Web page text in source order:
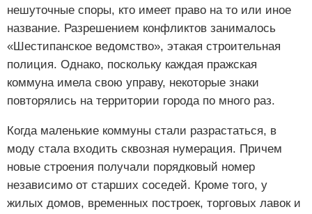
нешуточные споры, кто имеет право на то или иное
название. Разрешением конфликтов занималось
«Шестипанское ведомство», этакая строительная
полиция. Однако, поскольку каждая пражская
коммуна имела свою управу, некоторые знаки
повторялись на территории города по много раз.
Когда маленькие коммуны стали разрастаться, в
моду стала входить сквозная нумерация. Причем
новые строения получали порядковый номер
независимо от старших соседей. Кроме того, у
жилых домов, временных построек, торговых лавок и